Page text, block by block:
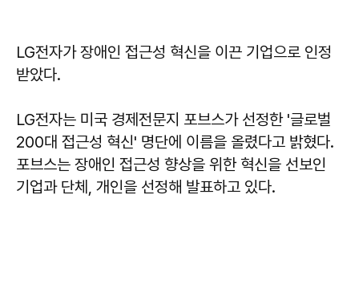
LG전자가 장애인 접근성 혁신을 이끈 기업으로 인정
받았다.
LG전자는 미국 경제전문지 포브스가 선정한 '글로벌
200대 접근성 혁신' 명단에 이름을 올렸다고 밝혔다.
포브스는 장애인 접근성 향상을 위한 혁신을 선보인
기업과 단체, 개인을 선정해 발표하고 있다.